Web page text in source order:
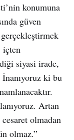
konumuna
güven
içten
siyasi irade,
ki bu
Artan
olmadan
olmaz.”